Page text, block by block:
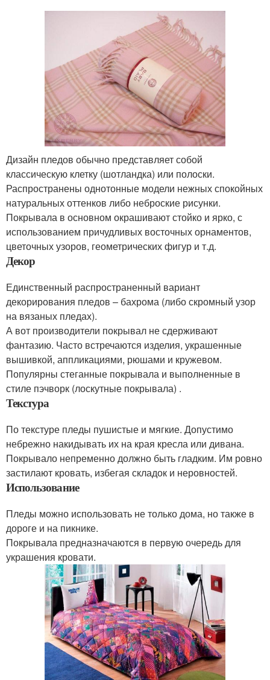
Дизайн пледов обычно представляет собой
классическую клетку (шотландка) или полоски.
Распространены однотонные модели нежных спокойных
натуральных оттенков либо неброские рисунки.
Покрывала в основном окрашивают стойко и ярко, с
использованием причудливых восточных орнаментов,
цветочных узоров, геометрических фигур и т.д.
Декор
Единственный распространенный вариант
декорирования пледов – бахрома (либо скромный узор
на вязаных пледах).
А вот производители покрывал не сдерживают
фантазию. Часто встречаются изделия, украшенные
вышивкой, аппликациями, рюшами и кружевом.
Популярны стеганные покрывала и выполненные в
стиле пэчворк (лоскутные покрывала) .
Текстура
По текстуре пледы пушистые и мягкие. Допустимо
небрежно накидывать их на края кресла или дивана.
Покрывало непременно должно быть гладким. Им ровно
застилают кровать, избегая складок и неровностей.
Использование
Пледы можно использовать не только дома, но также в
дороге и на пикнике.
Покрывала предназначаются в первую очередь для
украшения кровати.